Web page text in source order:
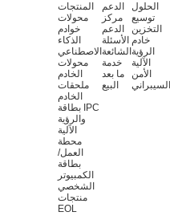
المنتجات
محولات
خوادم
الذكاء
الاصطناعي
محولات
الخادم
ملحقات
الخادم
بطاقة IPC
والرؤية
الآلية
محطة
العمل/
بطاقة
الكمبيوتر
الشخصي
منتجات
EOL
الدعم
مركز
الدعم
الأسئلة
الشائعة
خدمة
ما بعد
البيع
الحلول
توسيع
التخزين
خادم
الرؤية
الآلية
الأمن
السيبراني